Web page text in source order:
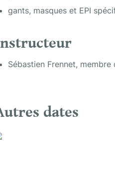
gants, masques et EPI
Sébastien Frennet, membre
dates
à la soudure à l’arc ⚡